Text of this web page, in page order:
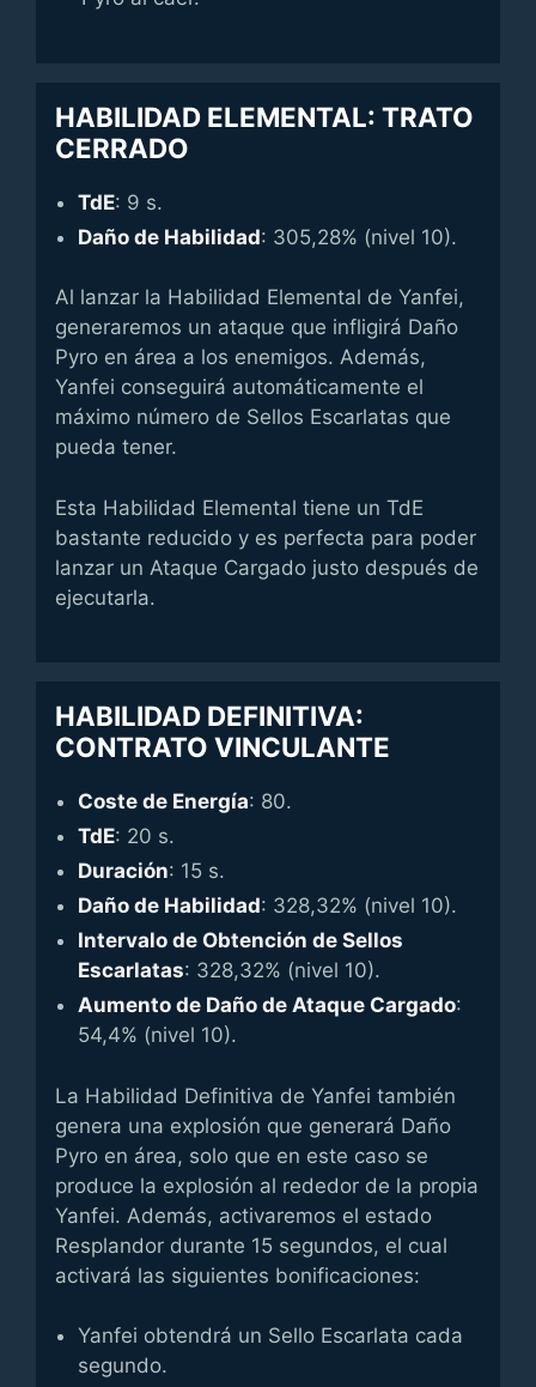
HABILIDAD ELEMENTAL: TRATO
CERRADO
TdE: 9 s.
Daño de Habilidad: 305,28% (nivel 10).
Al lanzar la Habilidad Elemental de Yanfei,
generaremos un ataque que infligirá Daño
Pyro en área a los enemigos. Además,
Yanfei conseguirá automáticamente el
máximo número de Sellos Escarlatas que
pueda tener.
Esta Habilidad Elemental tiene un TdE
bastante reducido y es perfecta para poder
lanzar un Ataque Cargado justo después de
ejecutarla.
HABILIDAD DEFINITIVA:
CONTRATO VINCULANTE
Coste de Energía: 80.
TdE: 20 s.
Duración: 15 s.
Daño de Habilidad: 328,32% (nivel 10).
Intervalo de Obtención de Sellos
Escarlatas: 328,32% (nivel 10).
Aumento de Daño de Ataque Cargado:
54,4% (nivel 10).
La Habilidad Definitiva de Yanfei también
genera una explosión que generará Daño
Pyro en área, solo que en este caso se
produce la explosión al rededor de la propia
Yanfei. Además, activaremos el estado
Resplandor durante 15 segundos, el cual
activará las siguientes bonificaciones:
Yanfei obtendrá un Sello Escarlata cada
segundo.